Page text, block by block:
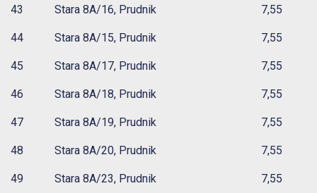
43 Stara 8A/16, Prudnik 7,55
44 Stara 8A/15, Prudnik 7,55
45 Stara 8A/17, Prudnik 7,55
46 Stara 8A/18, Prudnik 7,55
47 Stara 8A/19, Prudnik 7,55
48 Stara 8A/20, Prudnik 7,55
49 Stara 8A/23, Prudnik 7,55